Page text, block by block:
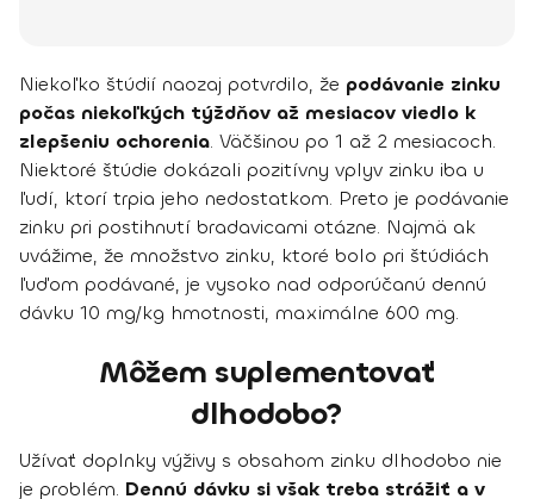
Niekoľko štúdií naozaj potvrdilo, že podávanie zinku
počas niekoľkých týždňov až mesiacov viedlo k
zlepšeniu ochorenia. Väčšinou po 1 až 2 mesiacoch.
Niektoré štúdie dokázali pozitívny vplyv zinku iba u
ľudí, ktorí trpia jeho nedostatkom. Preto je podávanie
zinku pri postihnutí bradavicami otázne. Najmä ak
uvážime, že množstvo zinku, ktoré bolo pri štúdiách
ľuďom podávané, je vysoko nad odporúčanú dennú
dávku 10 mg/kg hmotnosti, maximálne 600 mg.
Môžem suplementovať
dlhodobo?
Užívať doplnky výživy s obsahom zinku dlhodobo nie
je problém. Dennú dávku si však treba strážiť a v